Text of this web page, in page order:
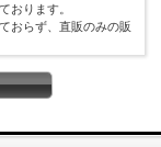
おります。
おらず、直販のみの販